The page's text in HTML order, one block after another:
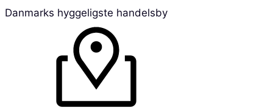
Danmarks hyggeligste handelsby